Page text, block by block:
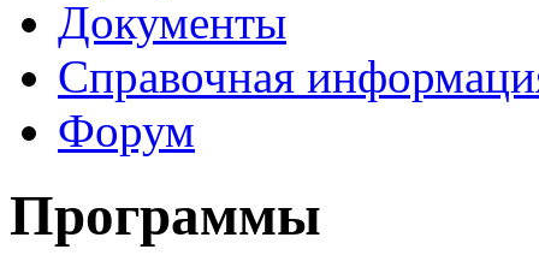
Документы
Справочная
Форум
Программы